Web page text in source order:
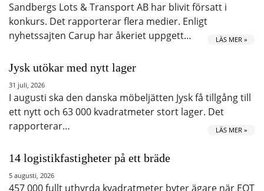
Sandbergs Lots & Transport AB har blivit försatt i
konkurs. Det rapporterar flera medier. Enligt
nyhetssajten Carup har åkeriet uppgett…
LÄS MER »
Jysk utökar med nytt lager
31 juli, 2026
I augusti ska den danska möbeljätten Jysk få tillgång till
ett nytt och 63 000 kvadratmeter stort lager. Det
rapporterar…
LÄS MER »
14 logistikfastigheter på ett bräde
5 augusti, 2026
457 000 fullt uthyrda kvadratmeter byter ägare när EQT